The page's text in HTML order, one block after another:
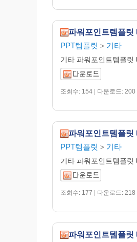
파워포인트템플릿
PPT템플릿 > 기타
기타 파워포인트템플릿
조회수: 154 | 다운로드: 200
파워포인트템플릿
PPT템플릿 > 기타
기타 파워포인트템플릿
조회수: 177 | 다운로드: 218
파워포인트템플릿